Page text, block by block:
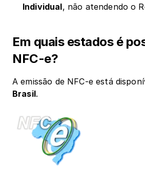
Individual, não atendendo o
Em quais estados é
NFC-e?
A emissão de NFC-e está
Brasil.